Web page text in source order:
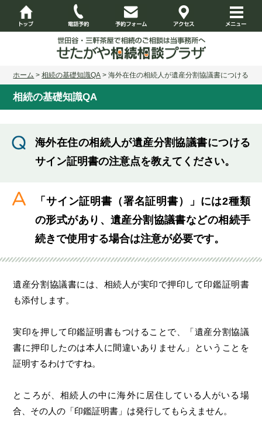
ホーム >相続の基礎知識QA > 海外在住の相続人が遺産分割協議書につける
サイン証明書の注意点を教えてください。
相続の基礎知識QA
海外在住の相続人が遺産分割協議書につける
サイン証明書の注意点を教えてください。
「サイン証明書（署名証明書）」には2種類
の形式があり、遺産分割協議書などの相続手
続きで使用する場合は注意が必要です。
遺産分割協議書には、相続人が実印で押印して印鑑証明書
も添付します。
実印を押して印鑑証明書もつけることで、「遺産分割協議
書に押印したのは本人に間違いありません」ということを
証明するわけですね。
ところが、相続人の中に海外に居住している人がいる場
合、その人の「印鑑証明書」は発行してもらえません。